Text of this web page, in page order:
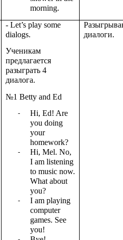
morning.
- Let’s play some
dialogs.
Ученикам
предлагается
разыграть 4
диалога.
№1 Betty and Ed
Hi, Ed! Are
you doing
your
homework?
Hi, Mel. No,
I am listening
to music now.
What about
you?
I am playing
computer
games. See
you!
диалоги.